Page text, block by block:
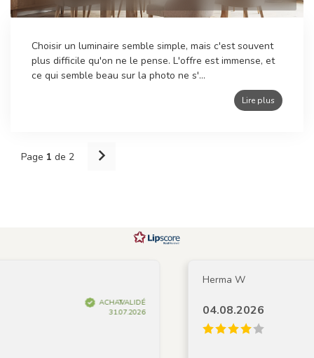
Choisir un luminaire semble simple, mais c'est souvent
plus difficile qu'on ne le pense. L'offre est immense, et
ce qui semble beau sur la photo ne s'...
Lire plus
Page 1 de 2
ACHAT VALIDÉ
31.07.2026
Herma W
04.08.2026